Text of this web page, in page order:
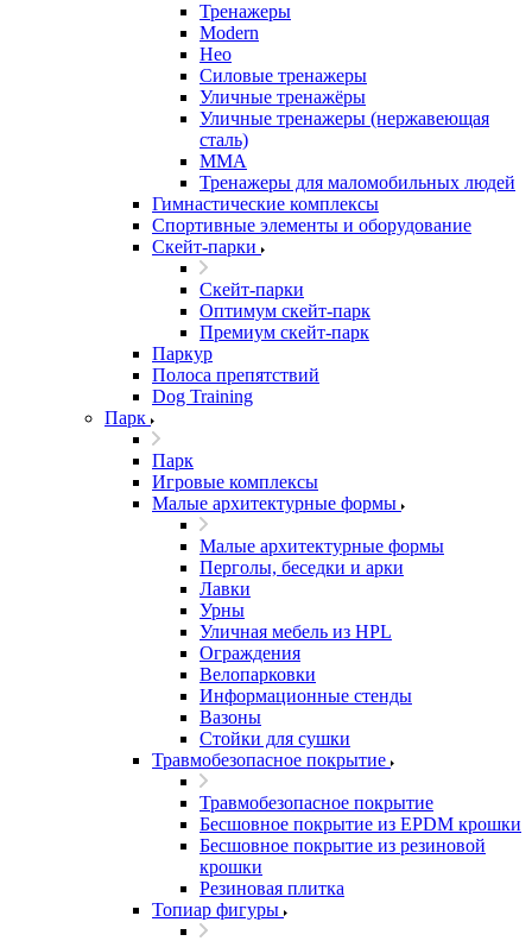
Тренажеры
Modern
Нео
Силовые тренажеры
Уличные тренажёры
Уличные тренажеры (нержавеющая
сталь)
ММА
Тренажеры для маломобильных людей
Гимнастические комплексы
Спортивные элементы и оборудование
Скейт-парки
Скейт-парки
Оптимум скейт-парк
Премиум скейт-парк
Паркур
Полоса препятствий
Dog Training
Парк
Парк
Игровые комплексы
Малые архитектурные формы
Малые архитектурные формы
Перголы, беседки и арки
Лавки
Урны
Уличная мебель из HPL
Ограждения
Велопарковки
Информационные стенды
Вазоны
Стойки для сушки
Травмобезопасное покрытие
Травмобезопасное покрытие
Бесшовное покрытие из EPDM крошки
Бесшовное покрытие из резиновой
крошки
Резиновая плитка
Топиар фигуры